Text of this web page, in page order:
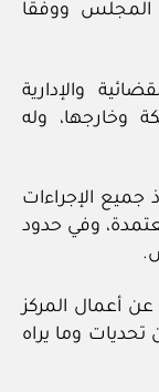
المجلس ووفقاً
والإدارية
وخارجها، وله
جميع الإجراءات
وفي حدود
عن أعمال المركز
وما يراه